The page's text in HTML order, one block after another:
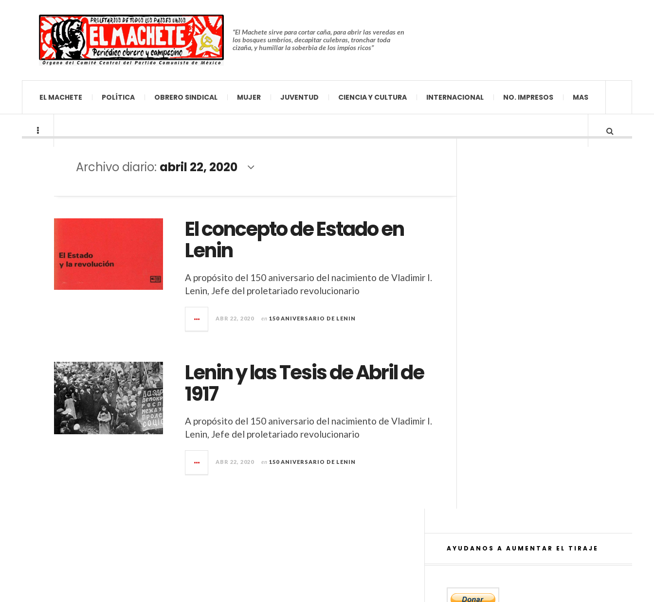
“El Machete sirve para cortar caña, para abrir las veredas en
los bosques umbríos, decapitar culebras, tronchar toda
cizaña, y humillar la soberbia de los impíos ricos”
EL MACHETE POLÍTICA OBRERO SINDICAL MUJER JUVENTUD CIENCIA Y CULTURA INTERNACIONAL NO. IMPRESOS MAS
Archivo diario: abril 22, 2020
El concepto de Estado en
Lenin
A propósito del 150 aniversario del nacimiento de Vladimir I.
Lenin, Jefe del proletariado revolucionario
ABR 22, 2020 en 150 ANIVERSARIO DE LENIN
Lenin y las Tesis de Abril de
1917
A propósito del 150 aniversario del nacimiento de Vladimir I.
Lenin, Jefe del proletariado revolucionario
ABR 22, 2020 en 150 ANIVERSARIO DE LENIN
AYUDANOS A AUMENTAR EL TIRAJE